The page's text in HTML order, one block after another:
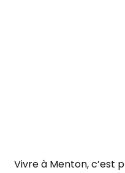
Vivre à Menton, c’est